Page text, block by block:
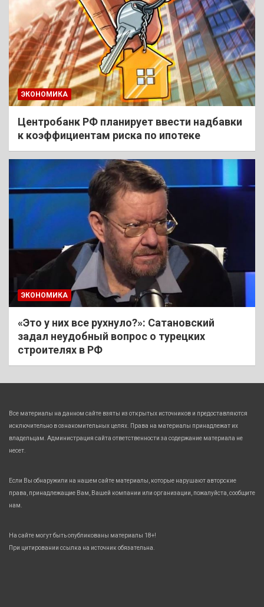
ЭКОНОМИКА
Центробанк РФ планирует ввести надбавки
к коэффициентам риска по ипотеке
ЭКОНОМИКА
«Это у них все рухнуло?»: Сатановский
задал неудобный вопрос о турецких
строителях в РФ
Все материалы на данном сайте взяты из открытых источников и предоставляются
исключительно в ознакомительных целях. Права на материалы принадлежат их
владельцам. Администрация сайта ответственности за содержание материала не
несет.
Если Вы обнаружили на нашем сайте материалы, которые нарушают авторские
права, принадлежащие Вам, Вашей компании или организации, пожалуйста, сообщите
нам.
На сайте могут быть опубликованы материалы 18+!
При цитировании ссылка на источник обязательна.